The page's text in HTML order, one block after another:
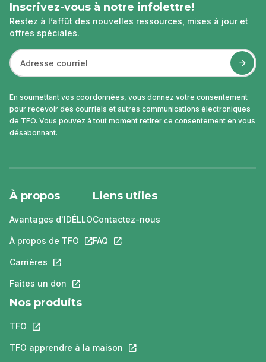
Inscrivez-vous à notre infolettre!
Restez à l’affût des nouvelles ressources, mises à jour et
offres spéciales.
En soumettant vos coordonnées, vous donnez votre consentement
pour recevoir des courriels et autres communications électroniques
de TFO. Vous pouvez à tout moment retirer ce consentement en vous
désabonnant.
À propos
Avantages d'IDÉLLO
À propos de TFO Ce lien s'ouvrira dans un nouvel onglet.
Carrières Ce lien s'ouvrira dans un nouvel onglet.
Faites un don Ce lien s'ouvrira dans un nouvel onglet.
Liens utiles
Contactez-nous
FAQ Ce lien s'ouvrira dans un nouvel
Nos produits
TFO Ce lien s'ouvrira dans un nouvel onglet.
TFO apprendre à la maison Ce lien s'ouvrira dans un nouvel